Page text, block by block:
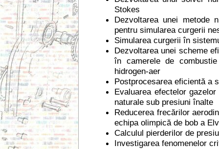
Stokes
Dezvoltarea unei metode
pentru simularea curgerii
Simularea curgerii în
Dezvoltarea unei scheme
în camerele de
hidrogen-aer
Postprocesarea eficientă a
Evaluarea efectelor
naturale sub presiuni înalte
Reducerea frecărilor
echipa olimpică de bob a
Calculul pierderilor de
Investigarea fenomenelor